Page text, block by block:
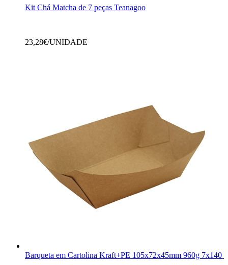
Kit Chá Matcha de 7 peças Teanagoo
23,28€/UNIDADE
Barqueta em Cartolina Kraft+PE 105x72x45mm 960g 7x140